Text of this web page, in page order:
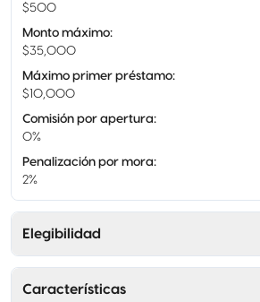
$500
Monto máximo:
$35,000
Máximo primer préstamo:
$10,000
Comisión por apertura:
0%
Penalización por mora:
2%
Elegibilidad
Características